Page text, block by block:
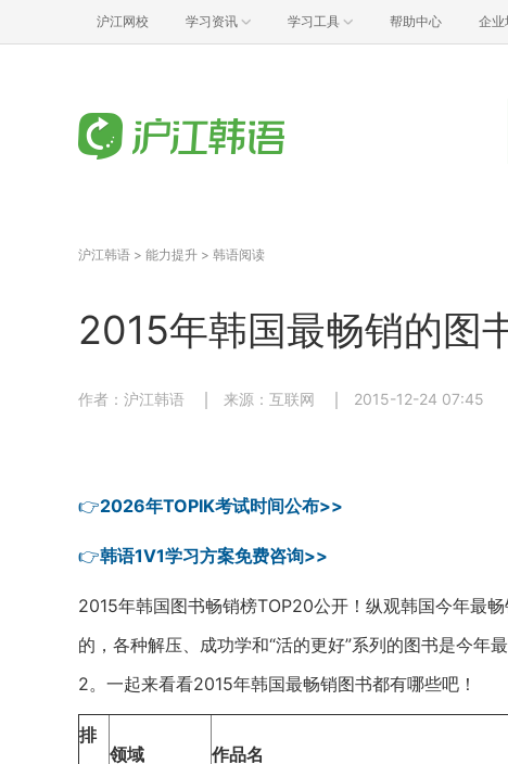
沪江网校 学习资讯 学习工具 帮助中心 企业
沪江韩语 > 能力提升 > 韩语阅读
2015年韩国最畅销的图
作者：沪江韩语 来源：互联网 2015-12-24 07:45
👉2026年TOPIK考试时间公布>>
👉韩语1V1学习方案免费咨询>>
2015年韩国图书畅销榜TOP20公开！纵观韩国今年最
的，各种解压、成功学和“活的更好”系列的图书是今
2。一起来看看2015年韩国最畅销图书都有哪些吧！
排
领域 作品名